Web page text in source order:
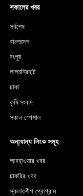
সকালের খবর
সর্বশেষ
বাংলাদেশ
রংপুর
লালমনিরহাট
ঢাকা
কৃষি সংবাদ
সকাল স্পেশাল
অন্য্যান্য লিংক সমূহ
আবহাওয়ার খবর
চাকরির খবর
স্কলারশীপ প্রোগ্রাম